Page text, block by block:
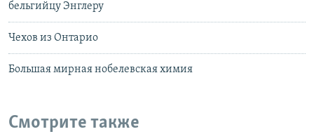
бельгийцу Энглеру
Чехов из Онтарио
Большая мирная нобелевская химия
Смотрите также